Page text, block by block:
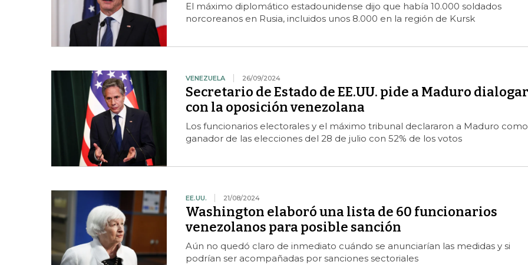
El máximo diplomático estadounidense dijo que había 10.000 soldados
norcoreanos en Rusia, incluidos unos 8.000 en la región de Kursk
VENEZUELA 26/09/2024
Secretario de Estado de EE.UU. pide a Maduro dialogar
con la oposición venezolana
Los funcionarios electorales y el máximo tribunal declararon a Maduro como
ganador de las elecciones del 28 de julio con 52% de los votos
EE.UU. 21/08/2024
Washington elaboró una lista de 60 funcionarios
venezolanos para posible sanción
Aún no quedó claro de inmediato cuándo se anunciarían las medidas y si
podrían ser acompañadas por sanciones sectoriales